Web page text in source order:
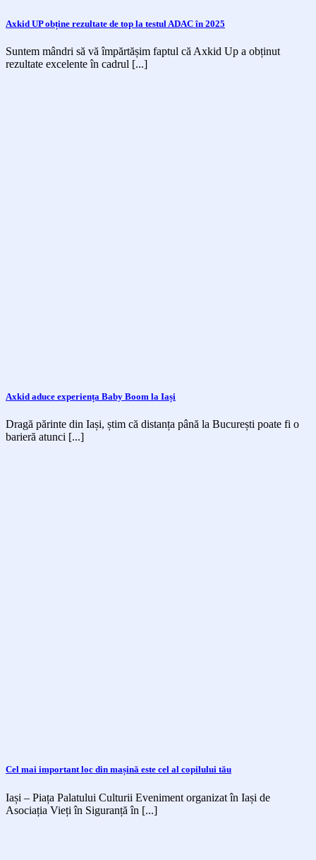
Axkid UP obține rezultate de top la testul ADAC în 2025
Suntem mândri să vă împărtășim faptul că Axkid Up a obținut
rezultate excelente în cadrul [...]
Axkid aduce experiența Baby Boom la Iași
Dragă părinte din Iași, știm că distanța până la București poate fi o
barieră atunci [...]
Cel mai important loc din mașină este cel al copilului tău
Iași – Piața Palatului Culturii Eveniment organizat în Iași de
Asociația Vieți în Siguranță în [...]